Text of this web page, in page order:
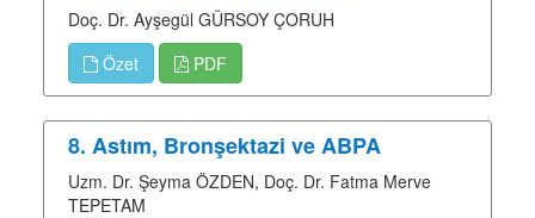
Doç. Dr. Ayşegül GÜRSOY ÇORUH
Özet
PDF
8. Astım, Bronşektazi ve ABPA
Uzm. Dr. Şeyma ÖZDEN, Doç. Dr. Fatma Merve
TEPETAM